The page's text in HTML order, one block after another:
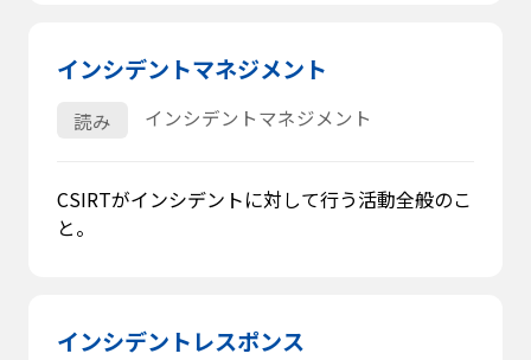
インシデントマネジメント
読み インシデントマネジメント
CSIRTがインシデントに対して行う活動全般のこ
と。
インシデントレスポンス